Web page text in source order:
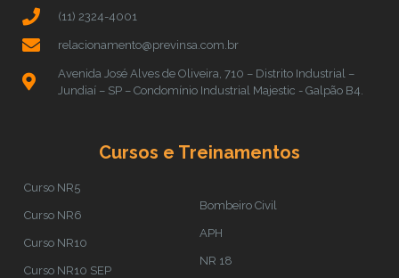
(11) 2324-4001
relacionamento@previnsa.com.br
Avenida José Alves de Oliveira, 710 – Distrito Industrial –
Jundiaí – SP – Condomínio Industrial Majestic - Galpão B4.
Cursos e Treinamentos
Curso NR5
Curso NR6
Curso NR10
Curso NR10 SEP
Bombeiro Civil
APH
NR 18